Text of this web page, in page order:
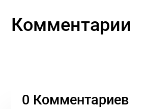
Комментарии
0 Комментариев